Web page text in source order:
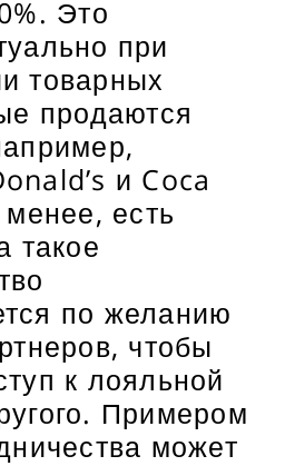
Это
при
товарных
продаются
и Coca
есть
такое
по желанию
чтобы
к лояльной
Примером
может